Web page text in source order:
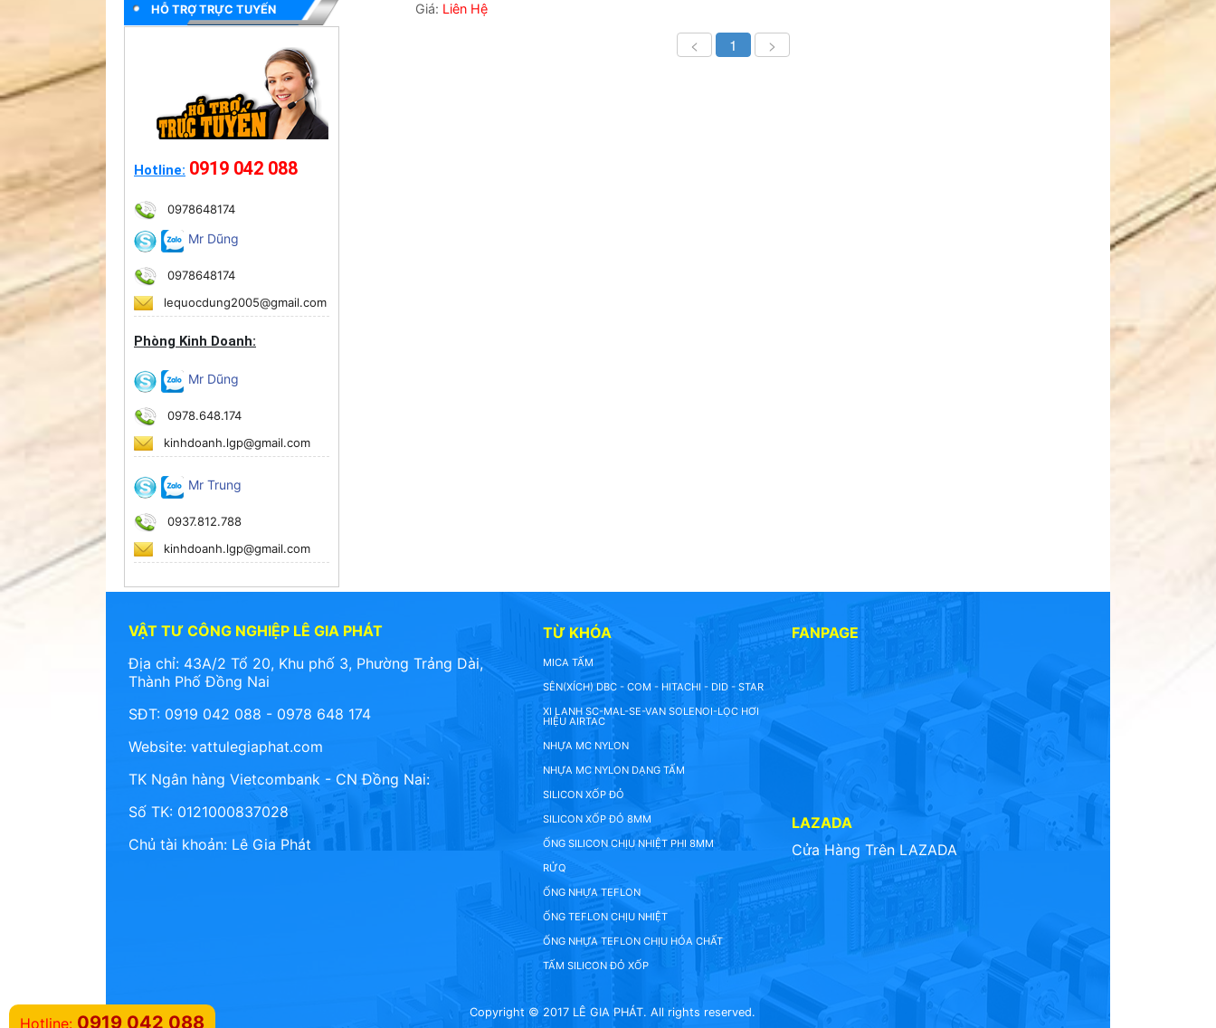
HỖ TRỢ TRỰC TUYẾN
Hotline: 0919 042 088
0978648174
Mr Dũng
0978648174
lequocdung2005@gmail.com
Phòng Kinh Doanh:
Mr Dũng
0978.648.174
kinhdoanh.lgp@gmail.com
Mr Trung
0937.812.788
kinhdoanh.lgp@gmail.com
Giá: Liên Hệ
< 1 >
VẬT TƯ CÔNG NGHIỆP LÊ GIA PHÁT
Địa chỉ: 43A/2 Tổ 20, Khu phố 3, Phường Trảng Dài,
Thành Phố Đồng Nai
SĐT: 0919 042 088 - 0978 648 174
Website: vattulegiaphat.com
TK Ngân hàng Vietcombank - CN Đồng Nai:
Số TK: 0121000837028
Chủ tài khoản: Lê Gia Phát
TỪ KHÓA
MICA TẤM
SÊN(XÍCH) DBC - COM - HITACHI - DID - STAR
XI LANH SC-MAL-SE-VAN SOLENOI-LỌC HƠI
HIỆU AIRTAC
NHỰA MC NYLON
NHỰA MC NYLON DẠNG TẤM
SILICON XỐP ĐỎ
SILICON XỐP ĐỎ 8MM
ỐNG SILICON CHỊU NHIỆT PHI 8MM
RỬQ
ỐNG NHỰA TEFLON
ỐNG TEFLON CHỊU NHIỆT
ỐNG NHỰA TEFLON CHỊU HÓA CHẤT
TẤM SILICON ĐỎ XỐP
FANPAGE
LAZADA
Cửa Hàng Trên LAZADA
Copyright © 2017 LÊ GIA PHÁT. All rights reserved.
Hotline: 0919 042 088